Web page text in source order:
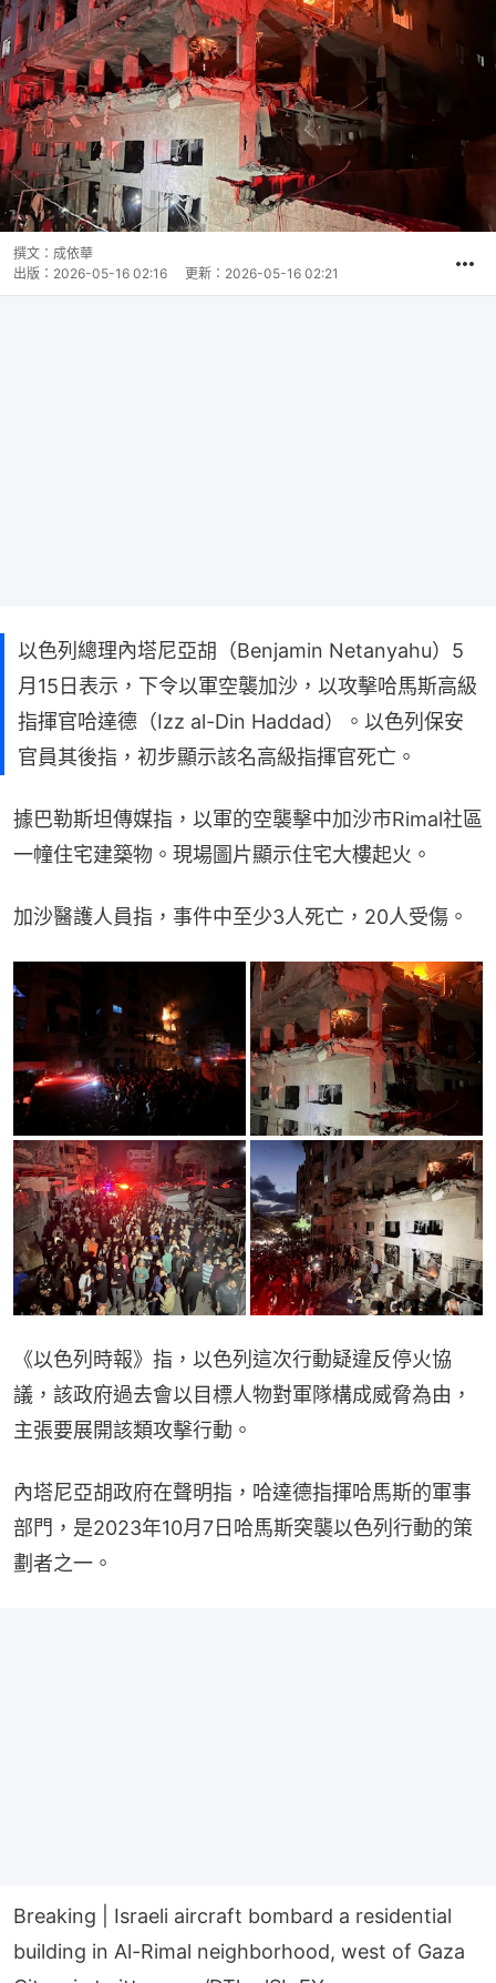
撰文： 成依華
出版： 2026-05-16 02:16 更新： 2026-05-16 02:21
以色列總理內塔尼亞胡（Benjamin Netanyahu）5
月15日表示，下令以軍空襲加沙，以攻擊哈馬斯高級
指揮官哈達德（Izz al-Din Haddad）。以色列保安
官員其後指，初步顯示該名高級指揮官死亡。
據巴勒斯坦傳媒指，以軍的空襲擊中加沙市Rimal社區
一幢住宅建築物。現場圖片顯示住宅大樓起火。
加沙醫護人員指，事件中至少3人死亡，20人受傷。
《以色列時報》指，以色列這次行動疑違反停火協
議，該政府過去會以目標人物對軍隊構成威脅為由，
主張要展開該類攻擊行動。
內塔尼亞胡政府在聲明指，哈達德指揮哈馬斯的軍事
部門，是2023年10月7日哈馬斯突襲以色列行動的策
劃者之一。
Breaking | Israeli aircraft bombard a residential
building in Al-Rimal neighborhood, west of Gaza